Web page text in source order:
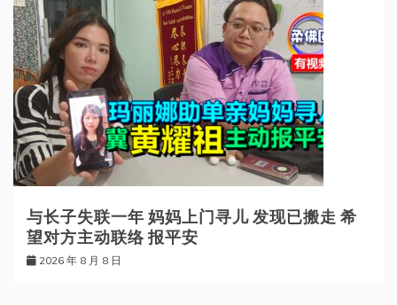
与长子失联一年 妈妈上门寻儿 发现已搬走 希
望对方主动联络 报平安
2026 年 8 月 8 日